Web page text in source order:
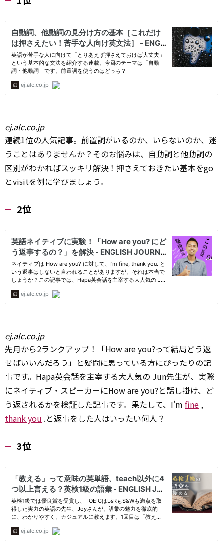
ej.alc.co.jp
連続1位の人気記事。 前置詞がいるのか、いらないのか、迷
うことはありませんか？そのお悩みは、自動詞と他動詞の
区別がわかればスッキリ解決！押さえておきたい基本をgo
とvisitを例に学びましょう。
2位
ej.alc.co.jp
先月から2ランクアップ！「How are you?って結局どう返
せばいいんだろう」と疑問に思っている方にぴったりの記
事です。Hapa英会話を主宰する大人気の Jun先生が、実際
にネイティブ・スピーカーにHow are you?と話し掛け、ど
う返されるかを検証した記事です。果たして、I'm fine ,
thank you .と返事をした人はいったい何人？
3位